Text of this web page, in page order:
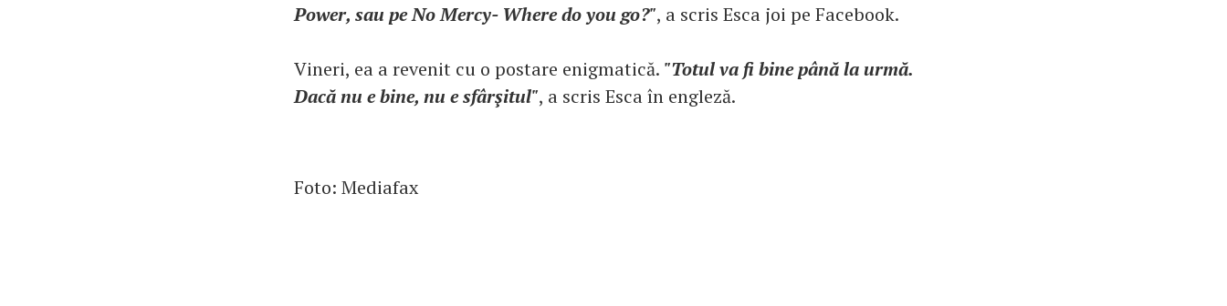
Power, sau pe No Mercy- Where do you go?", a scris Esca joi pe Facebook.
Vineri, ea a revenit cu o postare enigmatică. "Totul va fi bine până la urmă.
Dacă nu e bine, nu e sfârşitul", a scris Esca în engleză.
Foto: Mediafax